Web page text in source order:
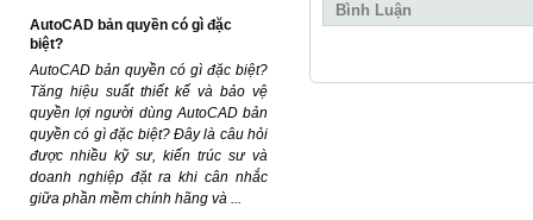
AutoCAD bản quyền có gì đặc
biệt?
AutoCAD bản quyền có gì đặc biệt?
Tăng hiệu suất thiết kế và bảo vệ
quyền lợi người dùng AutoCAD bản
quyền có gì đặc biệt? Đây là câu hỏi
được nhiều kỹ sư, kiến trúc sư và
doanh nghiệp đặt ra khi cân nhắc
giữa phần mềm chính hãng và ...
Bình Luận